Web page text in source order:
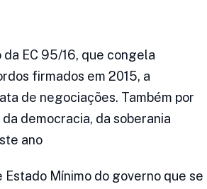
EC 95/16, que congela
firmados em 2015, a
de negociações. Também por
democracia, da soberania
ano
Mínimo do governo que se